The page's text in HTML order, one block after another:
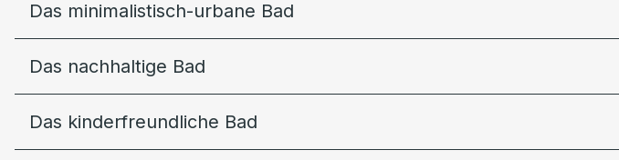
Das minimalistisch-urbane Bad
Das nachhaltige Bad
Das kinderfreundliche Bad